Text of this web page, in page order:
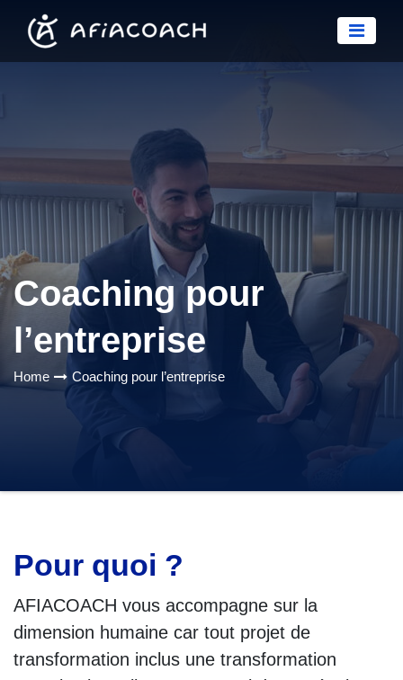
Coaching pour
l’entreprise
Home Coaching pour l’entreprise
Pour quoi ?
AFIACOACH vous accompagne sur la
dimension humaine car tout projet de
transformation inclus une transformation